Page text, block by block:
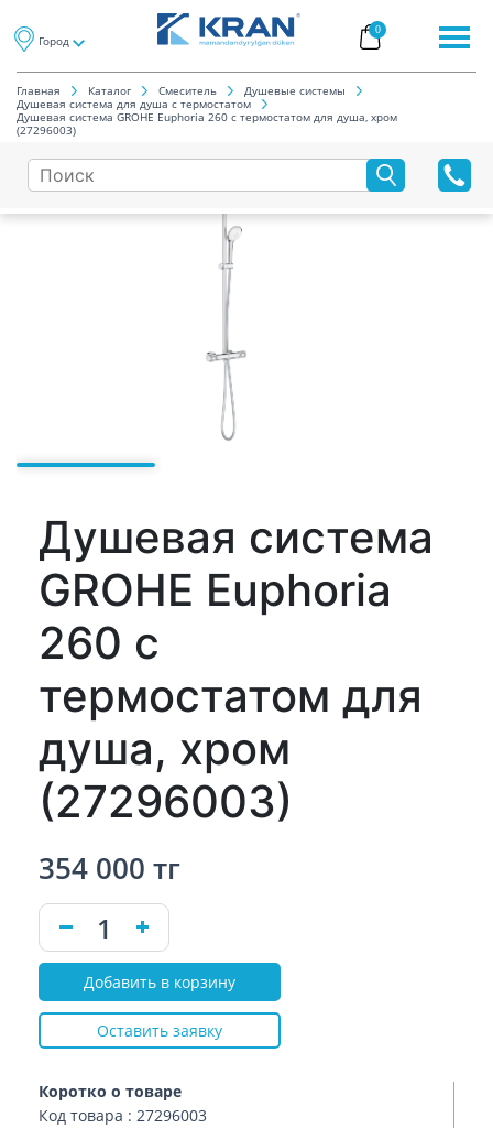
Город
0
Главная Каталог Смеситель
Душевые системы
Душевая система для душа с термостатом
Душевая система GROHE Euphoria 260 с термостатом для душа, хром
(27296003)
Душевая система
GROHE Euphoria
260 с
термостатом для
душа, хром
(27296003)
Коротко о товаре
Код товара : 27296003
354 000 тг
Добавить в корзину
Оставить заявку